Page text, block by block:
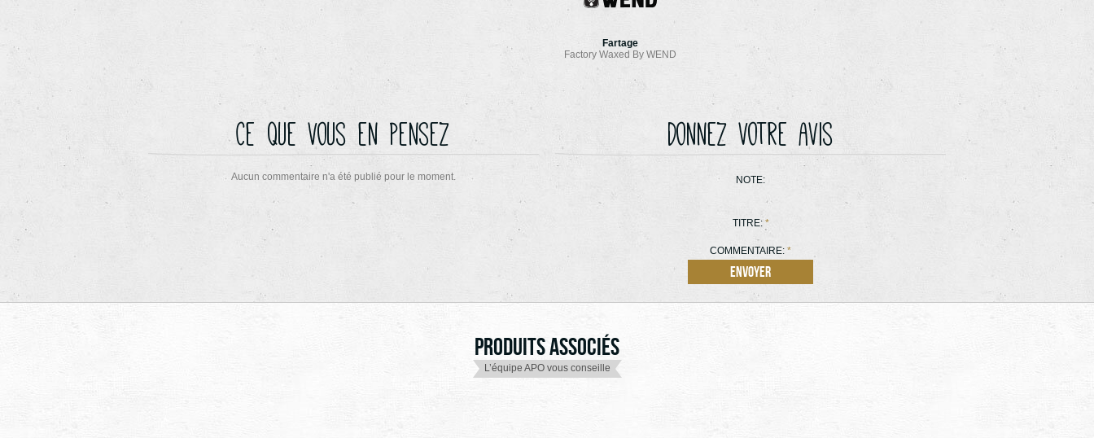
Fartage
Factory Waxed By WEND
Ce que vous en pensez
Aucun commentaire n'a été publié pour le moment.
Donnez votre avis
NOTE:
TITRE:*
COMMENTAIRE: *
Envoyer
Produits associés
L’équipe APO vous conseille